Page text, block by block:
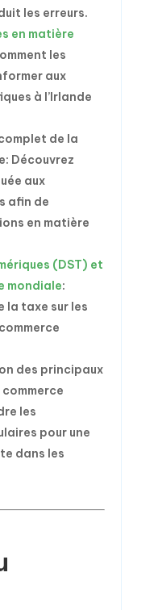
les erreurs.
en matière
les
aux
à l’Irlande
de la
Découvrez
aux
afin de
en matière
(DST) et
mondiale:
la taxe sur les
des principaux
les
pour une
dans les